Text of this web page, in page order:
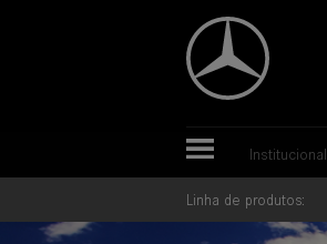
Institucional
Linha de produtos: